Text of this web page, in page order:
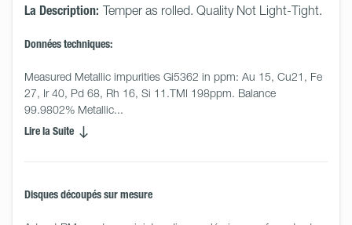
La Description: Temper as rolled. Quality Not Light-Tight.
Données techniques:
Measured Metallic impurities Gi5362 in ppm: Au 15, Cu21, Fe
27, Ir 40, Pd 68, Rh 16, Si 11.TMI 198ppm. Balance
99.9802% Metallic...
Lire la Suite
Disques découpés sur mesure